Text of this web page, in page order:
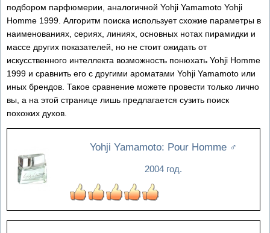
подбором парфюмерии, аналогичной Yohji Yamamoto Yohji
Homme 1999. Алгоритм поиска использует схожие параметры в
наименованиях, сериях, линиях, основных нотах пирамидки и
массе других показателей, но не стоит ожидать от
искусственного интеллекта возможность понюхать Yohji Homme
1999 и сравнить его с другими ароматами Yohji Yamamoto или
иных брендов. Такое сравнение можете провести только лично
вы, а на этой странице лишь предлагается сузить поиск
похожих духов.
Yohji Yamamoto: Pour Homme ♂
2004 год.